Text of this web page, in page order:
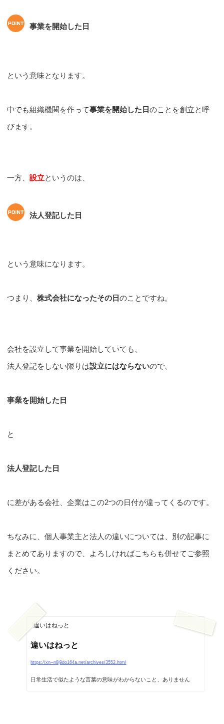
事業を開始した日
という意味となります。
中でも組織機関を作って事業を開始した日のことを創立と呼
びます。
一方、設立というのは、
法人登記した日
という意味になります。
つまり、株式会社になったその日のことですね。
会社を設立して事業を開始していても、
法人登記をしない限りは設立にはならないので、
事業を開始した日
と
法人登記した日
に差がある会社、企業はこの2つの日付が違ってくるのです。
ちなみに、個人事業主と法人の違いについては、別の記事に
まとめてありますので、よろしければこちらも併せてご参照
ください。
違いはねっと
違いはねっと
https://xn--n8j9do164a.net/archives/3552.html
日常生活で似たような言葉の意味がわからないこと、ありません